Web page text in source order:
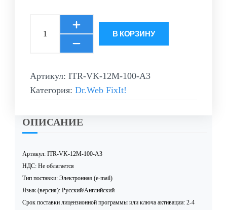
ОПИСАНИЕ
Артикул: ITR-VK-12M-100-A3
НДС: Не облагается
Тип поставки: Электронная (e-mail)
Язык (версия): Русский/Английский
Срок поставки лицензионной программы или ключа активации: 2-4
В КОРЗИНУ
Артикул: ITR-VK-12M-100-A3
Категория: Dr.Web FixIt!